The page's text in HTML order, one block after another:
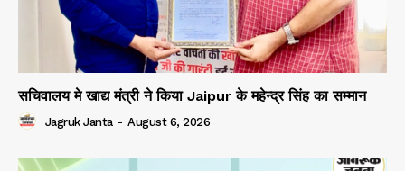
सचिवालय मे खाद्य मंत्री ने किया Jaipur के महेन्द्र सिंह का सम्मान
Jagruk Janta - August 6, 2026